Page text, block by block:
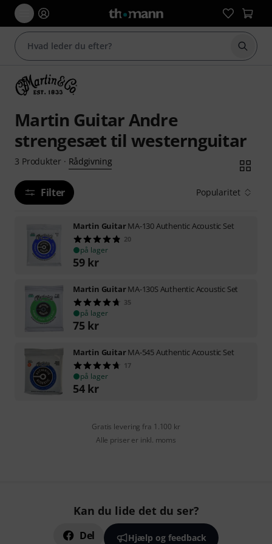
Start
Martin Guitar Andre
strengesæt til westernguitar
3 Produkter· Rådgivning
Filter Popularitet
Martin GuitarMA-130 Authentic Acoustic Set
20
på lager
59 kr
Martin GuitarMA-130S Authentic Acoustic Set
35
på lager
75 kr
Martin GuitarMA-545 Authentic Acoustic Set
17
på lager
54 kr
Gratis levering fra 1.100 kr
Alle priser er inkl. moms
Kan du lide det du ser?
Del Hjælp og feedback